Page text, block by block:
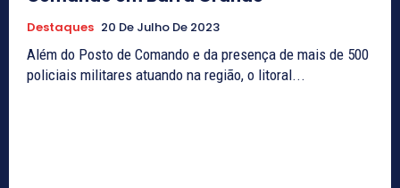
Destaques 20 De Julho De 2023
Além do Posto de Comando e da presença de mais de 500
policiais militares atuando na região, o litoral...